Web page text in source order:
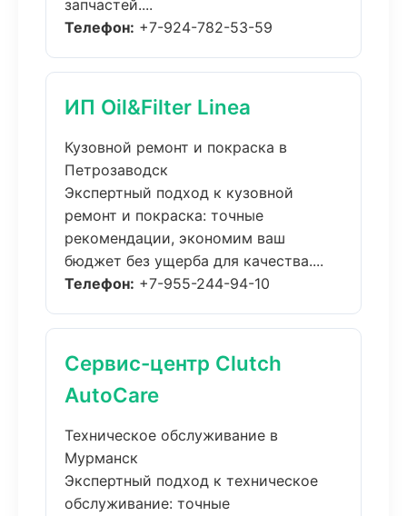
запчастей....
Телефон: +7-924-782-53-59
ИП Oil&Filter Linea
Кузовной ремонт и покраска в
Петрозаводск
Экспертный подход к кузовной
ремонт и покраска: точные
рекомендации, экономим ваш
бюджет без ущерба для качества....
Телефон: +7-955-244-94-10
Сервис-центр Clutch
AutoCare
Техническое обслуживание в
Мурманск
Экспертный подход к техническое
обслуживание: точные